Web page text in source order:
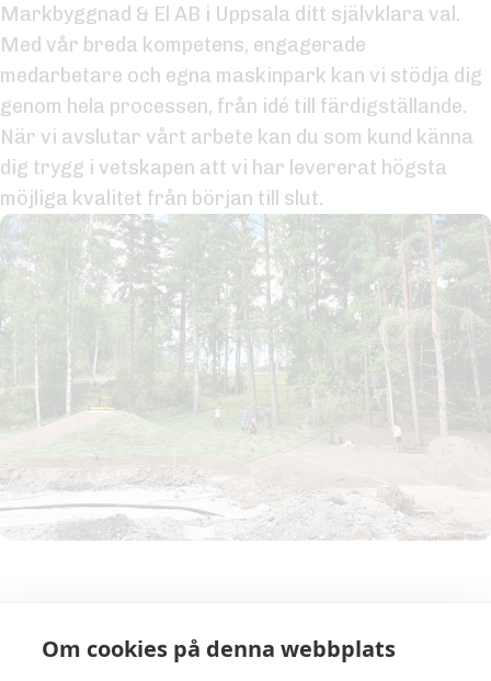
Om cookies på denna webbplats
Markbyggnad & El AB i Uppsala ditt självklara val.
Med vår breda kompetens, engagerade
medarbetare och egna maskinpark kan vi stödja dig
genom hela processen, från idé till färdigställande.
När vi avslutar vårt arbete kan du som kund känna
dig trygg i vetskapen att vi har levererat högsta
möjliga kvalitet från början till slut.